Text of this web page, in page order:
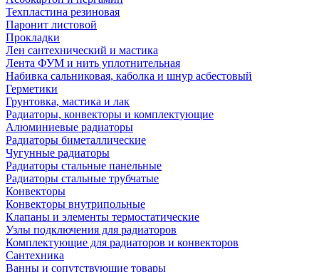
Техпластина резиновая
Паронит листовой
Прокладки
Лен сантехнический и мастика
Лента ФУМ и нить уплотнительная
Набивка сальниковая, каболка и шнур асбестовый
Герметики
Грунтовка, мастика и лак
Радиаторы, конвекторы и комплектующие
Алюминиевые радиаторы
Радиаторы биметаллические
Чугунные радиаторы
Радиаторы стальные панельные
Радиаторы стальные трубчатые
Конвекторы
Конвекторы внутрипольные
Клапаны и элементы термостатические
Узлы подключения для радиаторов
Комплектующие для радиаторов и конвекторов
Сантехника
Ванны и сопутствующие товары